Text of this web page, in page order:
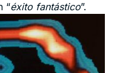
“éxito fantástico”.